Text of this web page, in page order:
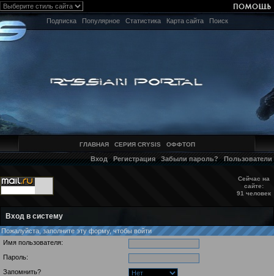
Подписка Популярное Статистика Карта сайта Поиск
ГЛАВНАЯ СЕРИЯ CRYSIS ОФФТОП
Вход Регистрация Забыли пароль? Пользователи
Сейчас на
сайте:
91 человек
Вход в систему
Пожалуйста, заполните эту форму, чтобы войти
Имя пользователя:
Пароль:
Запомнить?